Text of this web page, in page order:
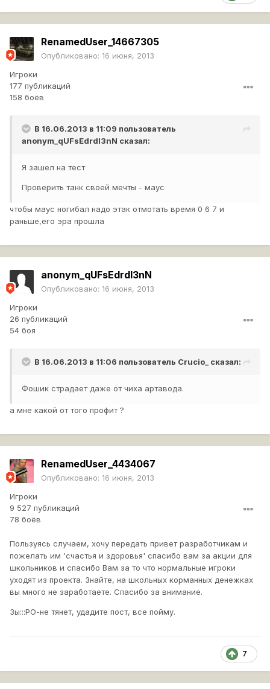
RenamedUser_14667305
Опубликовано: 16 июня, 2013
Игроки
177 публикаций
158 боёв
В 16.06.2013 в 11:09 пользователь
anonym_qUFsEdrdI3nN сказал:
Я зашел на тест
Проверить танк своей мечты - маус
чтобы маус ногибал надо этак отмотать время 0 6 7 и
раньше,его эра прошла
anonym_qUFsEdrdI3nN
Опубликовано: 16 июня, 2013
Игроки
26 публикаций
54 боя
В 16.06.2013 в 11:06 пользователь Crucio_ сказал:
Фошик страдает даже от чиха артавода.
а мне какой от того профит ?
RenamedUser_4434067
Опубликовано: 16 июня, 2013
Игроки
9 527 публикаций
78 боёв
Пользуясь случаем, хочу передать привет разработчикам и
пожелать им 'счастья и здоровья' спасибо вам за акции для
школьников и спасибо Вам за то что нормальные игроки
уходят из проекта. Знайте, на школьных корманных денежках
вы много не заработаете. Спасибо за внимание.
Зы:::РО-не тянет, удадите пост, все пойму.
7